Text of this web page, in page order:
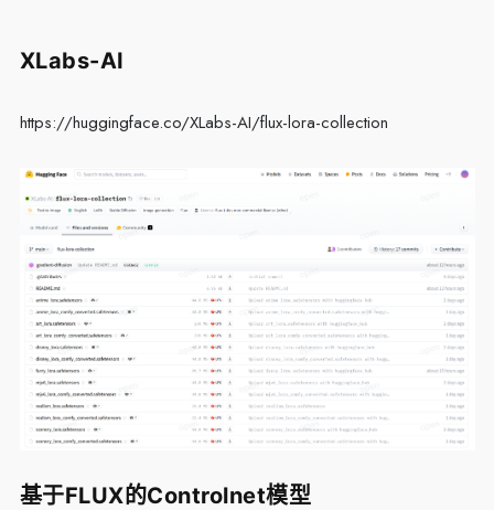
XLabs-AI
https://huggingface.co/XLabs-AI/flux-lora-collection
基于FLUX的Controlnet模型